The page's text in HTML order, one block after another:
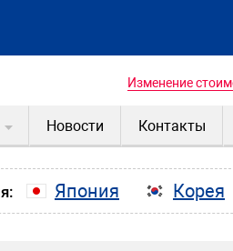
Изменение
Новости Контакты
Япония Корея